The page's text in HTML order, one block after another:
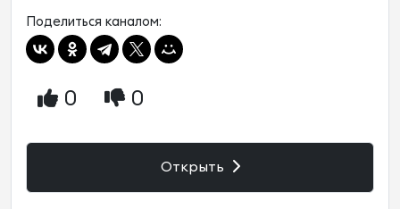
Поделиться каналом:
0 0
Открыть